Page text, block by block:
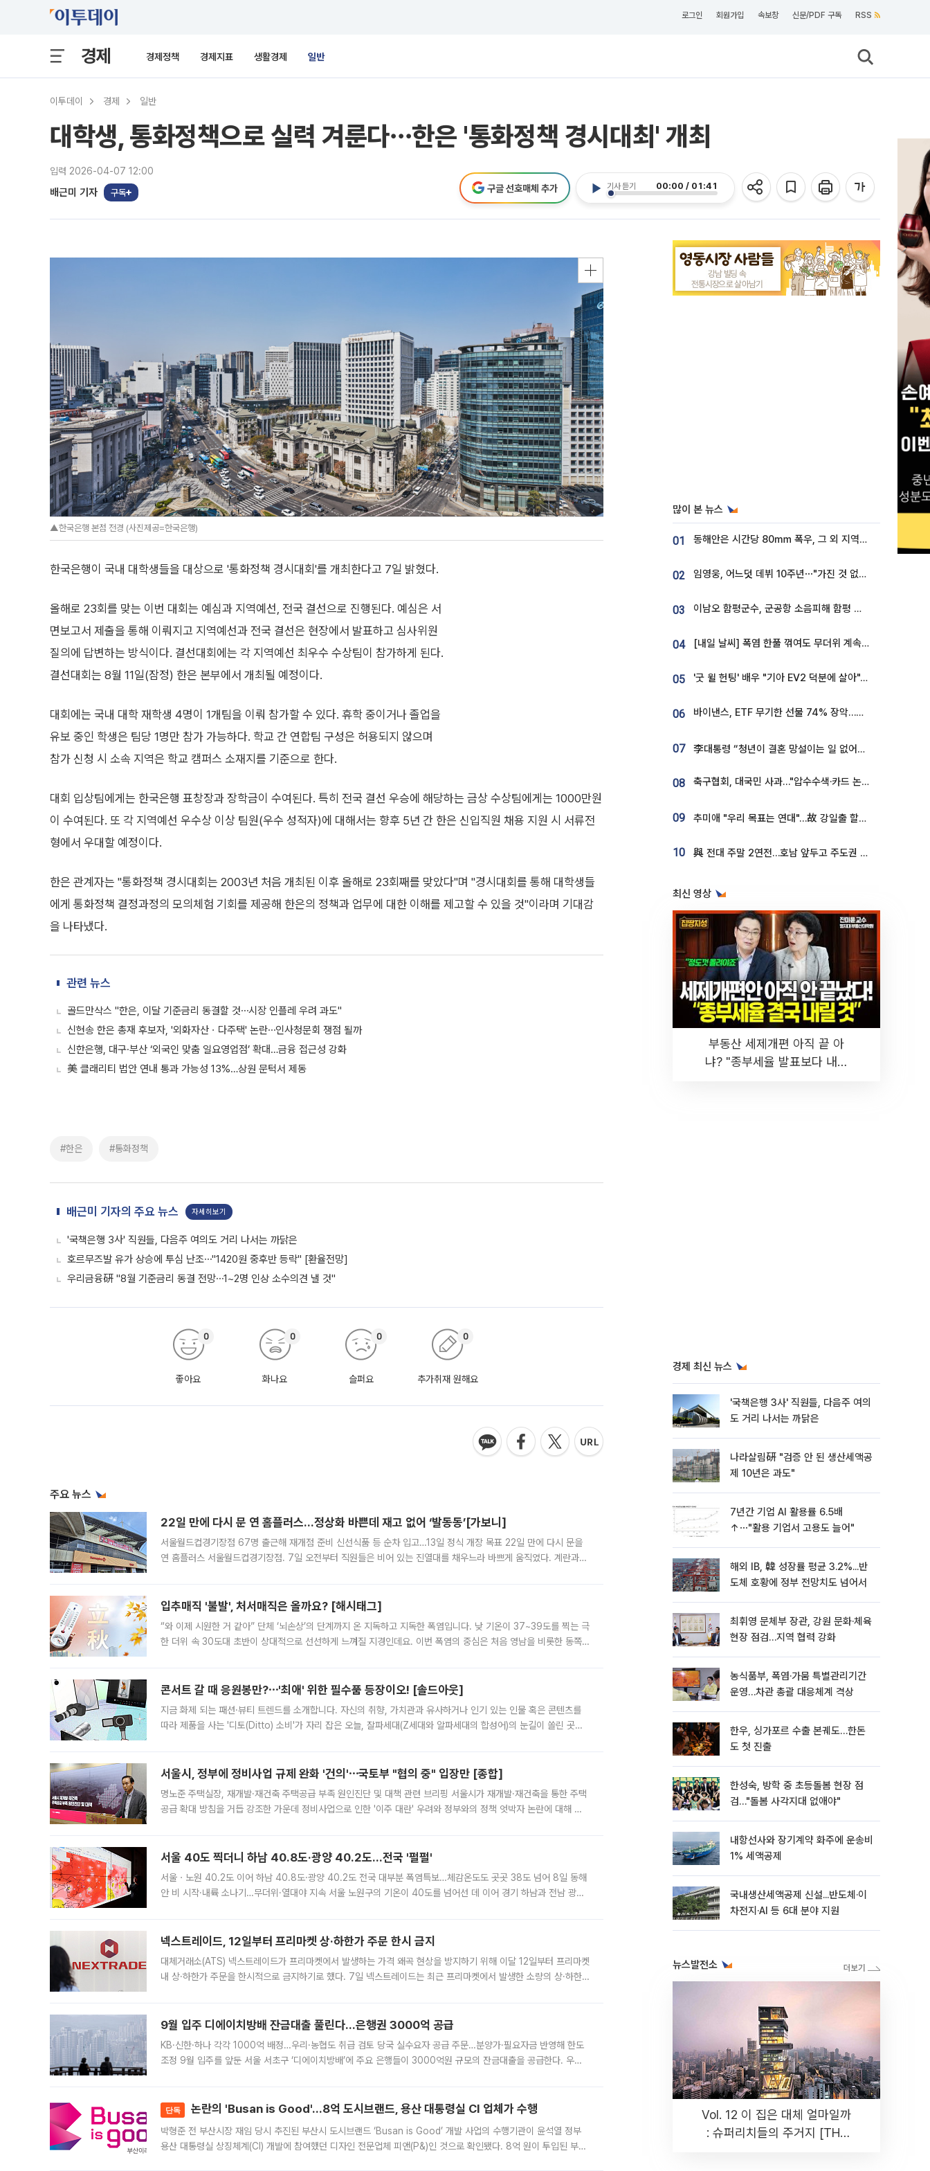
로그인 회원가입 속보창 신문/PDF 구독 RSS
경제 경제정책 경제지표 생활경제 일반
이투데이 경제 일반
대학생, 통화정책으로 실력 겨룬다⋯한은 '통화정책 경시대최' 개최
입력 2026-04-07 12:00
배근미 기자 구독
기사 듣기 00:00 / 01:41
구글 선호매체 추가
▲한국은행 본점 전경 (사진제공=한국은행)
한국은행이 국내 대학생들을 대상으로 '통화정책 경시대회'를 개최한다고 7일 밝혔다.
올해로 23회를 맞는 이번 대회는 예심과 지역예선, 전국 결선으로 진행된다. 예심은 서
면보고서 제출을 통해 이뤄지고 지역예선과 전국 결선은 현장에서 발표하고 심사위원
질의에 답변하는 방식이다. 결선대회에는 각 지역예선 최우수 수상팀이 참가하게 된다.
결선대회는 8월 11일(잠정) 한은 본부에서 개최될 예정이다.
대회에는 국내 대학 재학생 4명이 1개팀을 이뤄 참가할 수 있다. 휴학 중이거나 졸업을
유보 중인 학생은 팀당 1명만 참가 가능하다. 학교 간 연합팀 구성은 허용되지 않으며
참가 신청 시 소속 지역은 학교 캠퍼스 소재지를 기준으로 한다.
대회 입상팀에게는 한국은행 표창장과 장학금이 수여된다. 특히 전국 결선 우승에 해당하는 금상 수상팀에게는 1000만원
이 수여된다. 또 각 지역예선 우수상 이상 팀원(우수 성적자)에 대해서는 향후 5년 간 한은 신입직원 채용 지원 시 서류전
형에서 우대할 예정이다.
한은 관계자는 "통화정책 경시대회는 2003년 처음 개최된 이후 올해로 23회째를 맞았다"며 "경시대회를 통해 대학생들
에게 통화정책 결정과정의 모의체험 기회를 제공해 한은의 정책과 업무에 대한 이해를 제고할 수 있을 것"이라며 기대감
을 나타냈다.
관련 뉴스
골드만삭스 "한은, 이달 기준금리 동결할 것⋯시장 인플레 우려 과도"
신현송 한은 총재 후보자, '외화자산ㆍ다주택' 논란⋯인사청문회 쟁점 될까
신한은행, 대구·부산 ‘외국인 맞춤 일요영업점’ 확대…금융 접근성 강화
美 클래리티 법안 연내 통과 가능성 13%…상원 문턱서 제동
#한은 #통화정책
배근미 기자의 주요 뉴스 자세히보기
'국책은행 3사' 직원들, 다음주 여의도 거리 나서는 까닭은
호르무즈발 유가 상승에 투심 난조⋯"1420원 중후반 등락" [환율전망]
우리금융硏 "8월 기준금리 동결 전망⋯1~2명 인상 소수의견 낼 것"
좋아요
0
화나요
0
슬퍼요
0
추가취재 원해요
0
주요 뉴스
22일 만에 다시 문 연 홈플러스…정상화 바쁜데 재고 없어 ‘발동동’[가보니]
서울월드컵경기장점 67명 출근해 재개점 준비 신선식품 등 순차 입고…13일 정식 개장 목표 22일 만에 다시 문을
연 홈플러스 서울월드컵경기장점. 7일 오전부터 직원들은 비어 있는 진열대를 채우느라 바쁘게 움직였다. 계란과
입추매직 '불발', 처서매직은 올까요? [해시태그]
“와 이제 시원한 거 같아” 단체 ‘뇌손상’의 단계까지 온 지독하고 지독한 폭염입니다. 낮 기온이 37~39도를 찍는 극
한 더위 속 30도대 초반이 상대적으로 선선하게 느껴질 지경인데요. 이번 폭염의 중심은 처음 영남을 비롯한 동쪽
콘서트 갈 때 응원봉만?⋯'최애' 위한 필수품 등장이오! [솔드아웃]
지금 화제 되는 패션·뷰티 트렌드를 소개합니다. 자신의 취향, 가치관과 유사하거나 인기 있는 인물 혹은 콘텐츠를
따라 제품을 사는 '디토(Ditto) 소비'가 자리 잡은 오늘, 잘파세대(Z세대와 알파세대의 합성어)의 눈길이 쏠린 곳은
서울시, 정부에 정비사업 규제 완화 '건의'⋯국토부 "협의 중" 입장만 [종합]
명노준 주택실장, 재개발·재건축 주택공급 부족 원인진단 및 대책 관련 브리핑 서울시가 재개발·재건축을 통한 주택
공급 확대 방침을 거듭 강조한 가운데 정비사업으로 인한 '이주 대란' 우려와 정부와의 정책 엇박자 논란에 대해 정
서울 40도 찍더니 하남 40.8도·광양 40.2도…전국 '펄펄'
서울ㆍ노원 40.2도 이어 하남 40.8도·광양 40.2도 전국 대부분 폭염특보…체감온도도 곳곳 38도 넘어 8일 동해
안 비 시작·내륙 소나기…무더위·열대야 지속 서울 노원구의 기온이 40도를 넘어선 데 이어 경기 하남과 전남 광양
넥스트레이드, 12일부터 프리마켓 상·하한가 주문 한시 금지
대체거래소(ATS) 넥스트레이드가 프리마켓에서 발생하는 가격 왜곡 현상을 방지하기 위해 이달 12일부터 프리마켓
내 상·하한가 주문을 한시적으로 금지하기로 했다. 7일 넥스트레이드는 최근 프리마켓에서 발생한 소량의 상·하한
9월 입주 디에이치방배 잔금대출 풀린다…은행권 3000억 공급
KB·신한·하나 각각 1000억 배정…우리·농협도 취급 검토 당국 실수요자 공급 주문…분양가·필요자금 반영해 한도
조정 9월 입주를 앞둔 서울 서초구 ‘디에이치방배’에 주요 은행들이 3000억원 규모의 잔금대출을 공급한다. 우리
단독 논란의 'Busan is Good'…8억 도시브랜드, 용산 대통령실 CI 업체가 수행
박형준 전 부산시장 재임 당시 추진된 부산시 도시브랜드 ‘Busan is Good’ 개발 사업의 수행기관이 윤석열 정부
용산 대통령실 상징체계(CI) 개발에 참여했던 디자인 전문업체 피앤(P&)인 것으로 확인됐다. 8억 원이 투입된 부산
많이 본 뉴스
01 동해안은 시간당 80㎜ 폭우, 그 외 지역은 폭염…‘극과 극 날씨’
02 임영웅, 어느덧 데뷔 10주년⋯"가진 것 없던 시절, 내 앞엔 20명의 팬뿐"
03 이남오 함평군수, 군공항 소음피해 함평 보상 요구
04 [내일 날씨] 폭염 한풀 꺾여도 무더위 계속⋯동해안 이틀 연속 비
05 '굿 윌 헌팅' 배우 "기아 EV2 덕분에 살아"…교통사고 후 안전성 극찬
06 바이낸스, ETF 무기한 선물 74% 장악…한국 레버리지 ETF 거래 급증 [e가상자산]
07 李대통령 “청년이 결혼 망설이는 일 없어야...제도상 불이익 조사”
08 축구협회, 대국민 사과…"압수수색·카드 논란 사죄, 강도 높은 쇄신"
09 추미애 "우리 목표는 연대"…故 강일출 할머니 흉상 제막
10 與 전대 주말 2연전…호남 앞두고 주도권 다툼
최신 영상
부동산 세제개편 아직 끝 아
냐? "종부세율 발표보다 내릴
경제 최신 뉴스
'국책은행 3사' 직원들, 다음주 여의
도 거리 나서는 까닭은
나라살림硏 "검증 안 된 생산세액공
제 10년은 과도"
7년간 기업 AI 활용률 6.5배
↑⋯"활용 기업서 고용도 늘어"
해외 IB, 韓 성장률 평균 3.2%...반
도체 호황에 정부 전망치도 넘어서
최휘영 문체부 장관, 강원 문화·체육
현장 점검…지역 협력 강화
농식품부, 폭염·가뭄 특별관리기간
운영…차관 총괄 대응체계 격상
한우, 싱가포르 수출 본궤도…한돈
도 첫 진출
한성숙, 방학 중 초등돌봄 현장 점
검…"돌봄 사각지대 없애야"
내항선사와 장기계약 화주에 운송비
1% 세액공제
국내생산세액공제 신설...반도체·이
차전지·AI 등 6대 분야 지원
뉴스발전소
Vol. 12 이 집은 대체 얼마일까
: 슈퍼리치들의 주거지 [THE